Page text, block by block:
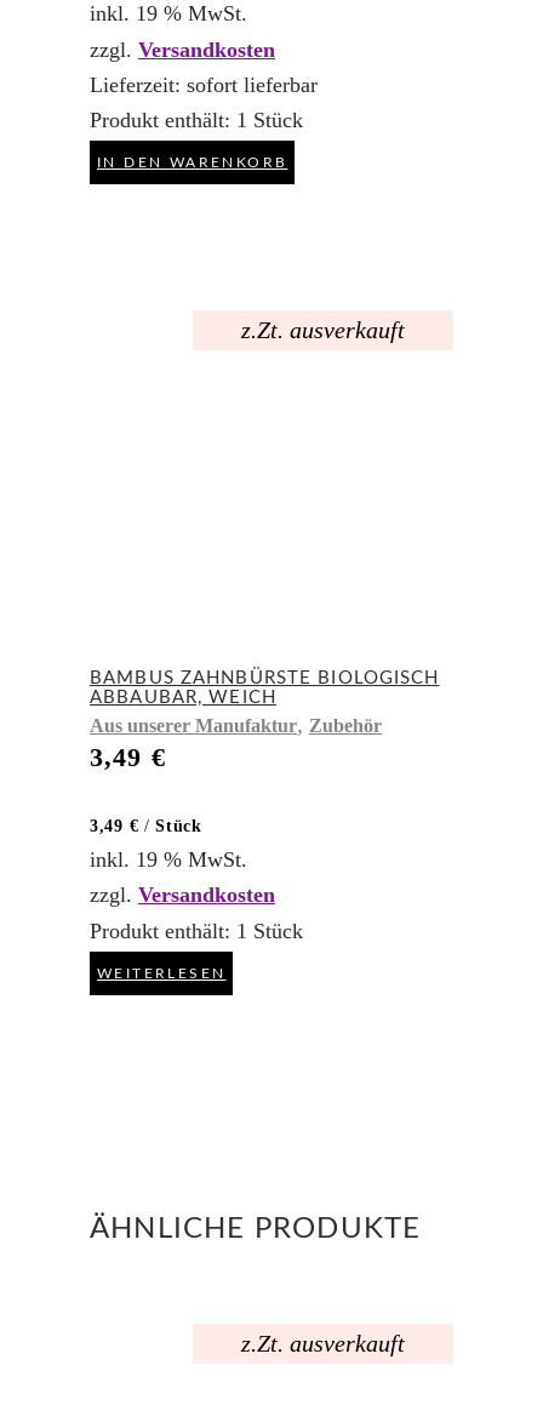
inkl. 19 % MwSt.
zzgl. Versandkosten
Lieferzeit: sofort lieferbar
Produkt enthält: 1 Stück
IN DEN WARENKORB
z.Zt. ausverkauft
BAMBUS ZAHNBÜRSTE BIOLOGISCH
ABBAUBAR, WEICH
Aus unserer Manufaktur, Zubehör
3,49 €
3,49 € /Stück
inkl. 19 % MwSt.
zzgl. Versandkosten
Produkt enthält: 1 Stück
WEITERLESEN
ÄHNLICHE PRODUKTE
z.Zt. ausverkauft